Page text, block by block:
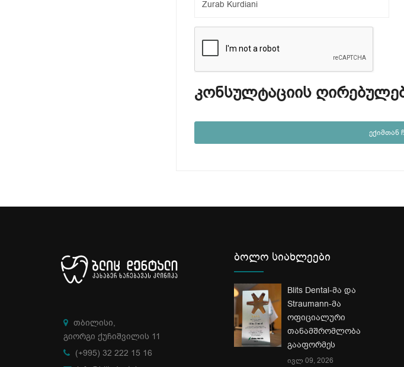
კონსულტაციის
ექიმთან
თბილისი,
გიორგი ქუჩიშვილის 11
(+995) 32 222 15 16
ბოლო სიახლეები
Blits Dental-მა და
Straumann-მა
ოფიციალური
თანამშრომლობა
გააფორმეს
ივლ 09, 2026